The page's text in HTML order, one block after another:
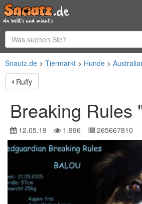
Snautz.de Tiermarkt Hunde
Ruffy
Breaking Rules
12.05.19 1.996 265667810